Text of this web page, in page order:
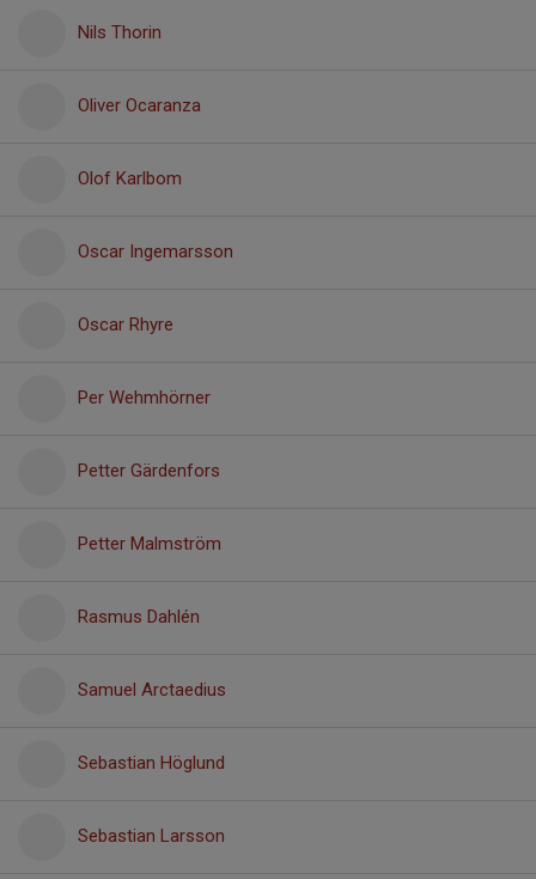
Nils Thorin
Oliver Ocaranza
Olof Karlbom
Oscar Ingemarsson
Oscar Rhyre
Per Wehmhörner
Petter Gärdenfors
Petter Malmström
Rasmus Dahlén
Samuel Arctaedius
Sebastian Höglund
Sebastian Larsson